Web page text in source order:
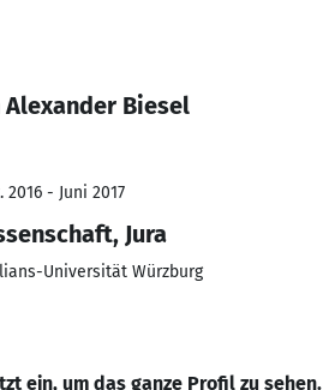
Biesel
- Juni 2017
Jura
Universität Würzburg
ein, um das ganze Profil zu sehen.